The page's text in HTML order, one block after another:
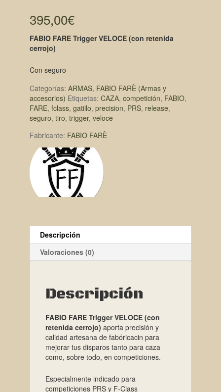
395,00€
FABIO FARE Trigger VELOCE (con retenida
cerrojo)
Con seguro
Categorías: ARMAS, FABIO FARÈ (Armas y
accesorios) Etiquetas: CAZA, competición, FABIO,
FARE, fclass, gatillo, precision, PRS, release,
seguro, tiro, trigger, veloce
Fabricante: FABIO FARÈ
Descripción
Valoraciones (0)
Descripción
FABIO FARE Trigger VELOCE (con
retenida cerrojo) aporta precisión y
calidad artesana de fabóricacin para
mejorar tus disparos tanto para caza
como, sobre todo, en competiciones.
Especialmente indicado para
competiciones PRS y F-Class